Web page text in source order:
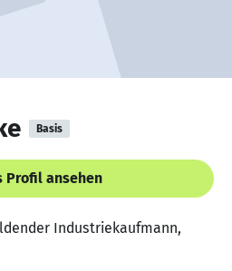
Basis
Profil ansehen
Industriekaufmann,